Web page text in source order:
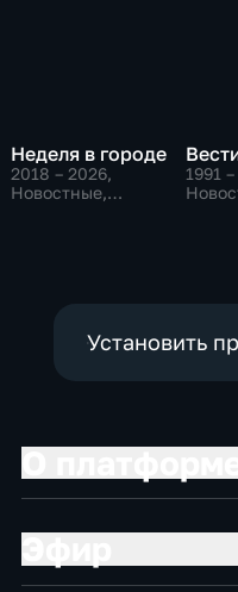
Неделя в городе
2018 – 2026,
Новостные,
1991
Установить